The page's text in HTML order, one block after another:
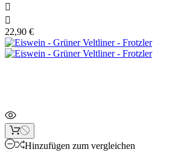


22,90 €
Hinzufügen zum vergleichen